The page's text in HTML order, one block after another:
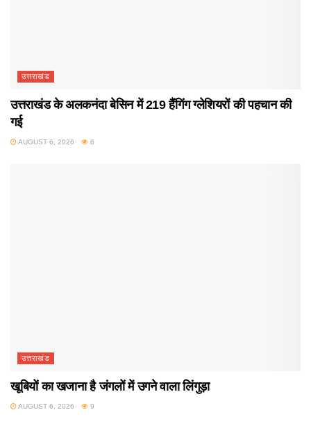
उत्तराखंड
उत्तराखंड के अलकनंदा बेसिन में 219 हैंगिंग ग्लेशियरों की पहचान की
गई
AUGUST 6, 2026 6
उत्तराखंड
खूबियों का खजाना है जंगलों में उगने वाला लिंगुड़ा
AUGUST 6, 2026 9